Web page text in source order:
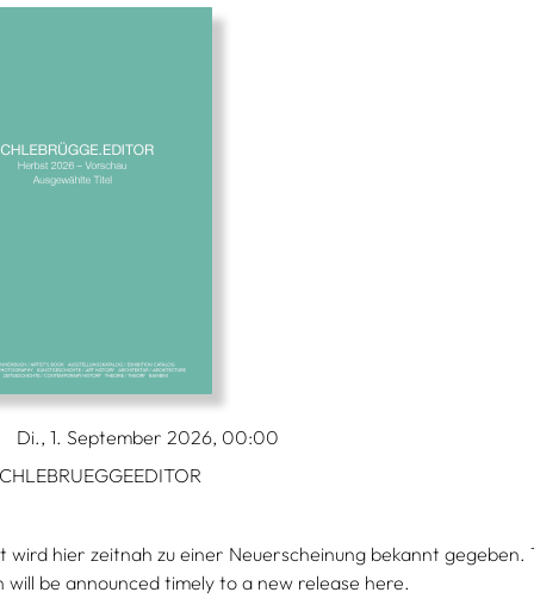
Di., 1. September 2026, 00:00
wird hier zeitnah zu einer Neuerscheinung bekannt gegeben.
will be announced timely to a new release here.